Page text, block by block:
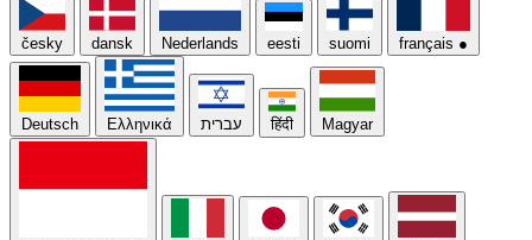
česky dansk Nederlands eesti suomi français ●
Deutsch Ελληνικά עברית हिंदी Magyar